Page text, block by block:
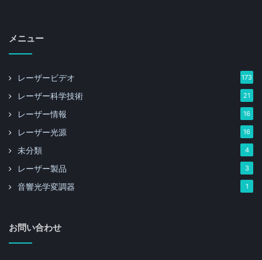
メニュー
レーザービデオ 173
レーザー科学技術 21
レーザー情報 16
レーザー光源 16
未分類 4
レーザー製品 3
音響光学変調器 1
お問い合わせ